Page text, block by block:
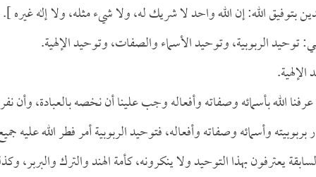
بتوفيق الله: إن الله واحد لا شريك له، ولا شيء مثله، ولا إله غيره ].
الربوبية، وتوحيد الأسماء والصفات، وتوحيد الإلهية.
الله بأسمائه وصفاته وأفعاله وجب علينا أن نخصه بالعبادة، وأن
وأسمائه وصفاته وأفعاله، فتوحيد الربوبية أمر فطر الله عليه
يعترفون بهذا التوحيد ولا ينكرونه، كأمة الهند والترك والبربر،